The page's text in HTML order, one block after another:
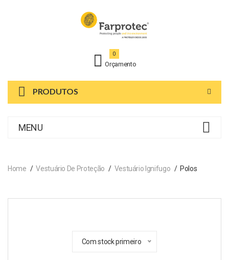
Orçamento
0
PRODUTOS
MENU
Home Vestuário De Proteção Vestuário Ignifugo Polos
Com stock primeiro